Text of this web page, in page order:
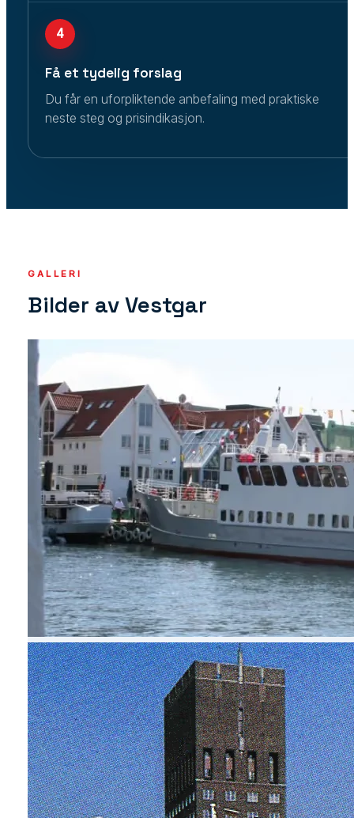
4
Få et tydelig forslag
Du får en uforpliktende anbefaling med praktiske
neste steg og prisindikasjon.
GALLERI
Bilder av Vestgar